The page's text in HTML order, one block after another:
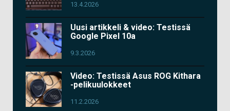
13.4.2026
Uusi artikkeli & video: Testissä
Google Pixel 10a
9.3.2026
Video: Testissä Asus ROG Kithara
-pelikuulokkeet
11.2.2026